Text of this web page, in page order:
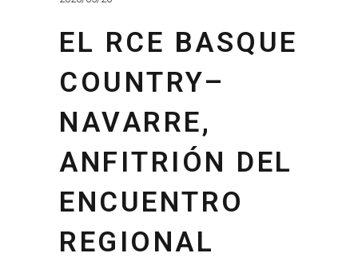
EL RCE BASQUE
COUNTRY–
NAVARRE,
ANFITRIÓN DEL
ENCUENTRO
REGIONAL